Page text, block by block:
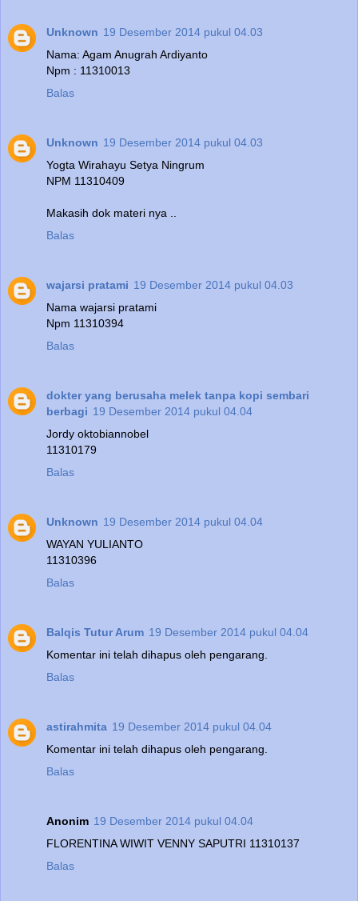
Unknown 19 Desember 2014 pukul 04.03
Nama: Agam Anugrah Ardiyanto
Npm : 11310013
Balas
Unknown 19 Desember 2014 pukul 04.03
Yogta Wirahayu Setya Ningrum
NPM 11310409
Makasih dok materi nya ..
Balas
wajarsi pratami 19 Desember 2014 pukul 04.03
Nama wajarsi pratami
Npm 11310394
Balas
dokter yang berusaha melek tanpa kopi sembari
berbagi 19 Desember 2014 pukul 04.04
Jordy oktobiannobel
11310179
Balas
Unknown 19 Desember 2014 pukul 04.04
WAYAN YULIANTO
11310396
Balas
Balqis Tutur Arum 19 Desember 2014 pukul 04.04
Komentar ini telah dihapus oleh pengarang.
Balas
astirahmita 19 Desember 2014 pukul 04.04
Komentar ini telah dihapus oleh pengarang.
Balas
Anonim 19 Desember 2014 pukul 04.04
FLORENTINA WIWIT VENNY SAPUTRI 11310137
Balas